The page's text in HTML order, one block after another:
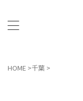
HOME >千葉 >